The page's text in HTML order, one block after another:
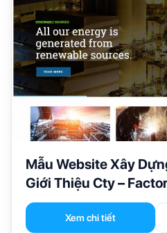
Mẫu Website Xây
Giới Thiệu Cty –
Xem chi tiết